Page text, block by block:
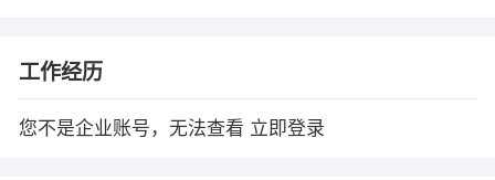
工作经历
您不是企业账号，无法查看 立即登录